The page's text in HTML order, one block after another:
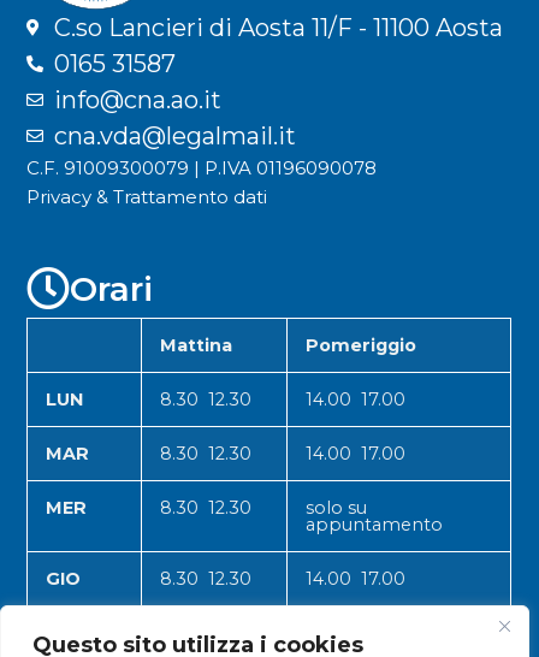
Questo sito utilizza i cookies
C.so Lancieri di Aosta 11/F - 11100 Aosta
0165 31587
info@cna.ao.it
cna.vda@legalmail.it
C.F. 91009300079 | P.IVA 01196090078
Privacy & Trattamento dati
Orari
Mattina Pomeriggio
LUN 8.30 12.30 14.00 17.00
MAR 8.30 12.30 14.00 17.00
MER 8.30 12.30 solo su
appuntamento
GIO 8.30 12.30 14.00 17.00
VEN 8.30 12.30 14.00 17.00